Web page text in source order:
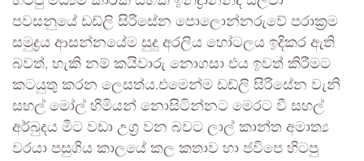
පවසනුයේ ඩඩ්ලි සිරිසේන පොලොන්නරුවේ පරාක්‍රම
සමුද්‍රය ආසන්නයේම සුදු අරලිය හෝටලය ඉදිකර ඇති
බවත්, හැකි නම් කයිවාරු නොගසා එය ඉවත් කිරීමට
කටයුතු කරන ලෙසත්ය.එමෙන්ම ඩඩ්ලි සිරිසේන වැනි
සහල් මෝල් හිමියන් නොසිටින්නට මෙරට වී සහල්
අර්බුදය මීට වඩා උග්‍ර වන බවට ලාල් කාන්ත අමාත්‍ය
වරයා පසුගිය කාලයේ කල කතාව හා ජවිපෙ හිටපු